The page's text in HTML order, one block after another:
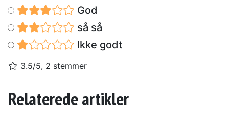
God
så så
Ikke godt
3.5/5, 2 stemmer
Relaterede artikler